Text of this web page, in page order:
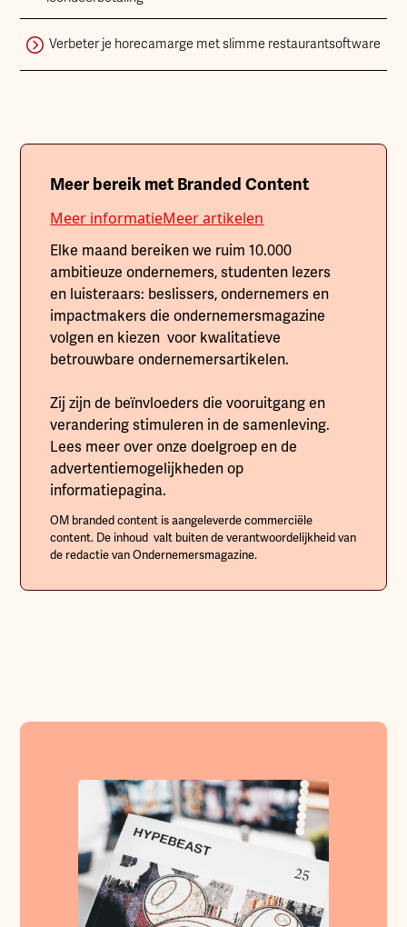
Verbeter je horecamarge met slimme restaurantsoftware
Meer bereik met Branded Content
Meer informatieMeer artikelen
Elke maand bereiken we ruim 10.000
ambitieuze ondernemers, studenten lezers
en luisteraars: beslissers, ondernemers en
impactmakers die ondernemersmagazine
volgen en kiezen voor kwalitatieve
betrouwbare ondernemersartikelen.
Zij zijn de beïnvloeders die vooruitgang en
verandering stimuleren in de samenleving.
Lees meer over onze doelgroep en de
advertentiemogelijkheden op
informatiepagina.
OM branded content is aangeleverde commerciële
content. De inhoud valt buiten de verantwoordelijkheid van
de redactie van Ondernemersmagazine.